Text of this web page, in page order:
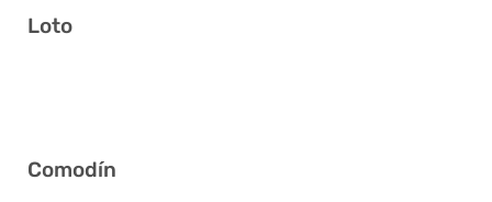
Loto
Comodín